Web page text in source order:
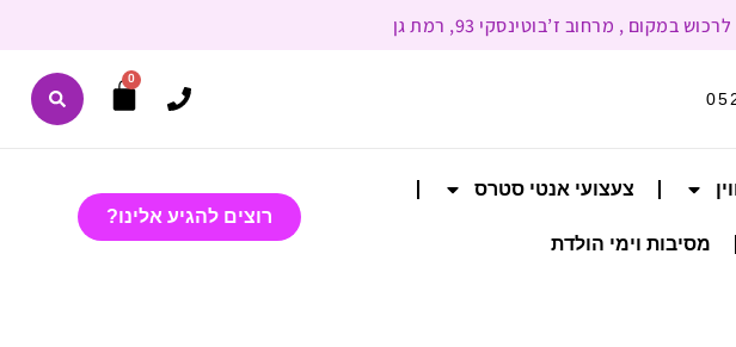
0
צעצועי אנטי סטרס
מסיבות וימי הולדת
רוצים להגיע אלינו?